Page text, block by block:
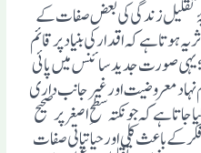
تقلیل زندگی کی بعض صفات کے
یہ ہوتا ہے کہ اقدار کی بنیاد پر قائم
یہی صورت جدید سائنس میں پائی
نہاد معروضیت اور غیر جانب داری
جاتا ہے کہ جو نکتہ سطحِ اصغر پر صحیح
کے باعث کلی اور حیاتیاتی صفات